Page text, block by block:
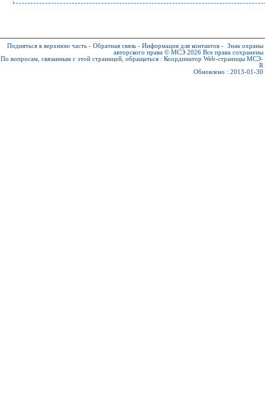
Подняться в верхнюю часть - Обратная связь - Информация для контактов - Знак охраны
авторского права © МСЭ 2026 Все права сохранены
По вопросам, связанным с этой страницей, обращаться : Координатор Web-страницы МСЭ-
R
Обновлено : 2013-01-30